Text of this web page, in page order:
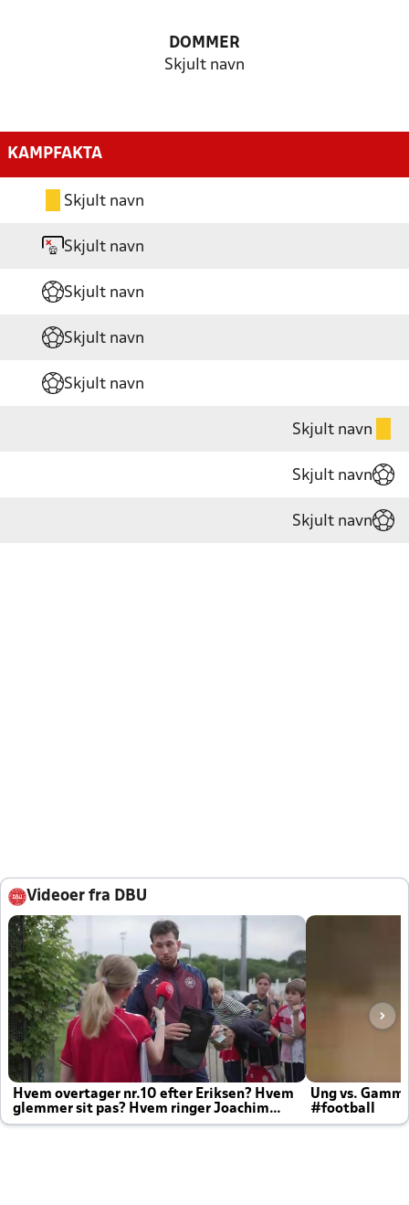
DOMMER
Skjult navn
KAMPFAKTA
Skjult navn
Skjult navn
Skjult navn
Skjult navn
Skjult navn
Skjult navn
Skjult navn
Skjult navn
Videoer fra DBU
Hvem overtager nr.10 efter Eriksen? Hvem
glemmer sit pas? Hvem ringer Joachim
altid til efter kampe?
Ung vs.
#football